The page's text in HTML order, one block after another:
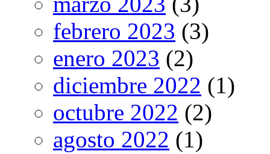
febrero 2023 (3)
enero 2023 (2)
diciembre 2022 (1)
octubre 2022 (2)
agosto 2022 (1)